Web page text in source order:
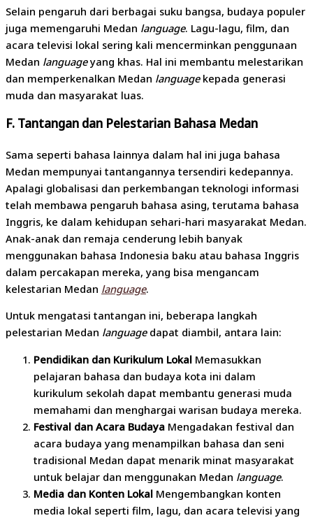
Selain pengaruh dari berbagai suku bangsa, budaya populer
juga memengaruhi Medan language. Lagu-lagu, film, dan
acara televisi lokal sering kali mencerminkan penggunaan
Medan languageyang khas. Hal ini membantu melestarikan
dan memperkenalkan Medan languagekepada generasi
muda dan masyarakat luas.
F. Tantangan dan Pelestarian Bahasa Medan
Sama seperti bahasa lainnya dalam hal ini juga bahasa
Medan mempunyai tantangannya tersendiri kedepannya.
Apalagi globalisasi dan perkembangan teknologi informasi
telah membawa pengaruh bahasa asing, terutama bahasa
Inggris, ke dalam kehidupan sehari-hari masyarakat Medan.
Anak-anak dan remaja cenderung lebih banyak
menggunakan bahasa Indonesia baku atau bahasa Inggris
dalam percakapan mereka, yang bisa mengancam
kelestarian Medan language.
Untuk mengatasi tantangan ini, beberapa langkah
pelestarian Medan languagedapat diambil, antara lain:
Pendidikan dan Kurikulum Lokal Memasukkan
pelajaran bahasa dan budaya kota ini dalam
kurikulum sekolah dapat membantu generasi muda
memahami dan menghargai warisan budaya mereka.
Festival dan Acara Budaya Mengadakan festival dan
acara budaya yang menampilkan bahasa dan seni
tradisional Medan dapat menarik minat masyarakat
untuk belajar dan menggunakan Medan language.
Media dan Konten Lokal Mengembangkan konten
media lokal seperti film, lagu, dan acara televisi yang